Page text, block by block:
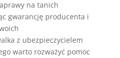
na tanich
gwarancję producenta i
z ubezpieczycielem
warto rozważyć pomoc